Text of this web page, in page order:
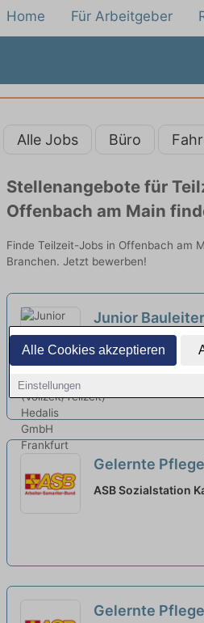
Alle Cookies akzeptieren
Einstellungen
Home Für Arbeitgeber
Alle Jobs Büro
Stellenangebote für
Offenbach am Main
Finde Teilzeit-Jobs in Offenbach am
Branchen. Jetzt bewerben!
Junior
Frankfurt
Hedalis GmbH |
Gelernte
in Teilzeit (30
ASB Sozialstation
Gelernte